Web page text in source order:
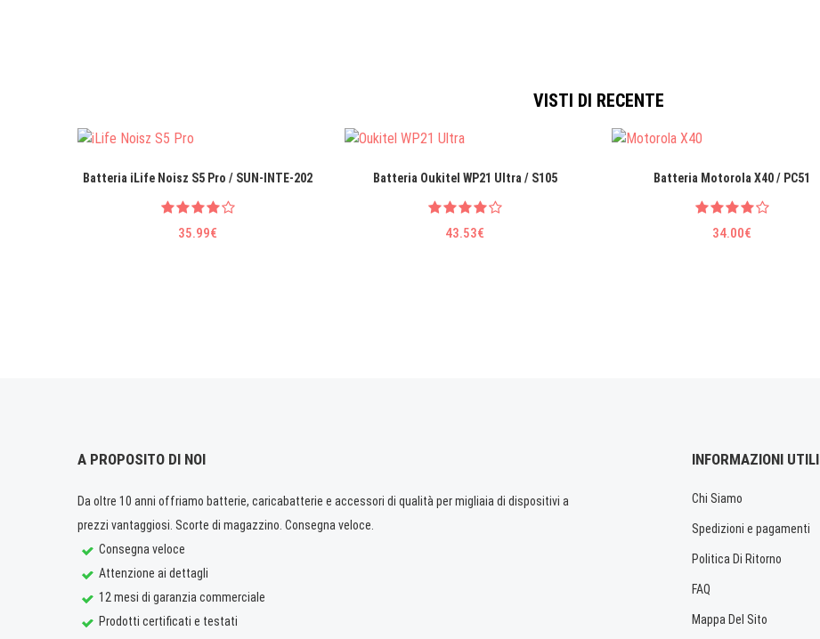
VISTI DI RECENTE
Batteria iLife Noisz S5 Pro / SUN-INTE-202
35.99€
Batteria Oukitel WP21 Ultra / S105
43.53€
Batteria Motorola X40 / PC51
34.00€
A PROPOSITO DI NOI
Da oltre 10 anni offriamo batterie, caricabatterie e accessori di qualità per migliaia di dispositivi a
prezzi vantaggiosi. Scorte di magazzino. Consegna veloce.
Consegna veloce
Attenzione ai dettagli
12 mesi di garanzia commerciale
Prodotti certificati e testati
INFORMAZIONI UTILI
Chi Siamo
Spedizioni e pagamenti
Politica Di Ritorno
FAQ
Mappa Del Sito